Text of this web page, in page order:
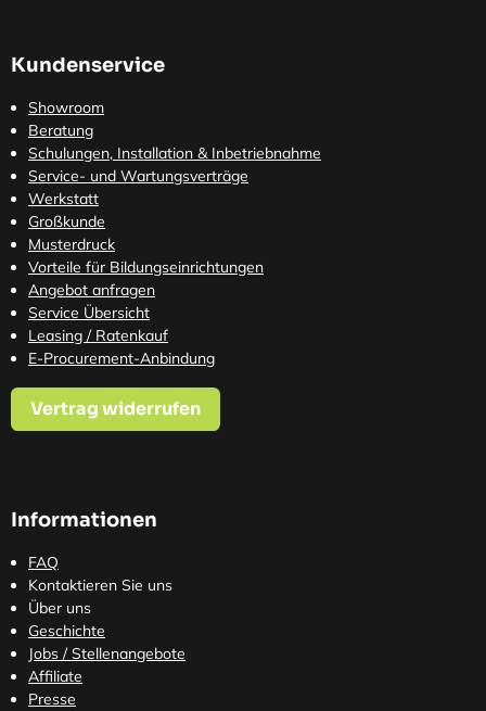
Kundenservice
Showroom
Beratung
Schulungen, Installation & Inbetriebnahme
Service- und Wartungsverträge
Werkstatt
Großkunde
Musterdruck
Vorteile für Bildungseinrichtungen
Angebot anfragen
Service Übersicht
Leasing / Ratenkauf
E-Procurement-Anbindung
Vertrag widerrufen
Informationen
FAQ
Kontaktieren Sie uns
Über uns
Geschichte
Jobs / Stellenangebote
Affiliate
Presse